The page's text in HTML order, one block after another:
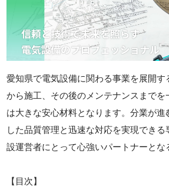
愛知県で電気設備に関わる事業を展開
から施工、その後のメンテナンスまでを
は大きな安心材料となります。分業が
した品質管理と迅速な対応を実現でき
設運営者にとって心強いパートナーとな
【目次】